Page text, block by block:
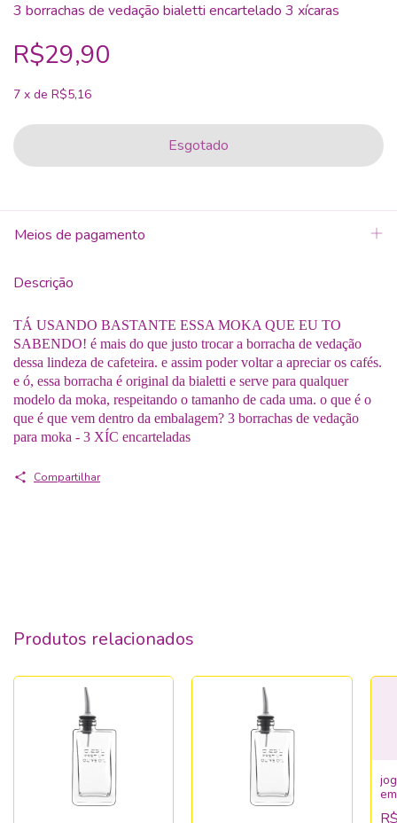
3 borrachas de vedação bialetti encartelado 3 xícaras
R$29,90
7 x de R$5,16
Meios de pagamento
Descrição
TÁ USANDO BASTANTE ESSA MOKA QUE EU TO
SABENDO! é mais do que justo trocar a borracha de vedação
dessa lindeza de cafeteira. e assim poder voltar a apreciar os cafés.
e ó, essa borracha é original da bialetti e serve para qualquer
modelo da moka, respeitando o tamanho de cada uma. o que é o
que é que vem dentro da embalagem? 3 borrachas de vedação
para moka - 3 XÍC encarteladas
Compartilhar
Produtos relacionados